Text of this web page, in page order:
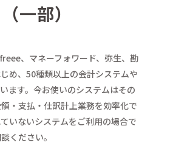
（一部）
、マネーフォワード、弥生、勘
め、50種類以上の会計システムや
ます。 今お使いのシステムはその
・支払・仕訳計上業務を効率化で
いないシステムをご利用の場合で
ください。